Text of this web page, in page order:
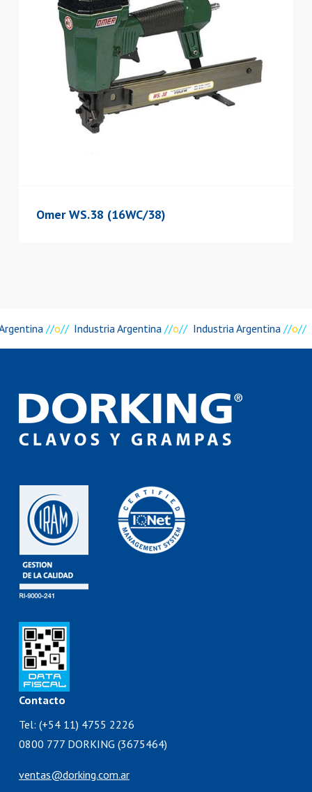
Omer WS.38 (16WC/38)
//o// Industria Argentina//o// Industria Argentina//o//
Contacto
Tel: (+54 11) 4755 2226
0800 777 DORKING (3675464)
ventas@dorking.com.ar